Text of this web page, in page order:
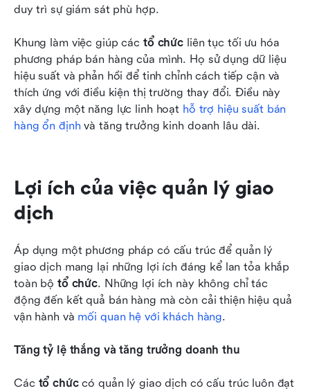
duy trì sự giám sát phù hợp.
Khung làm việc giúp các tổ chức liên tục tối ưu hóa
phương pháp bán hàng của mình. Họ sử dụng dữ liệu
hiệu suất và phản hồi để tinh chỉnh cách tiếp cận và
thích ứng với điều kiện thị trường thay đổi. Điều này
xây dựng một năng lực linh hoạt hỗ trợ hiệu suất bán
hàng ổn định và tăng trưởng kinh doanh lâu dài.
Lợi ích của việc quản lý giao
dịch
Áp dụng một phương pháp có cấu trúc để quản lý
giao dịch mang lại những lợi ích đáng kể lan tỏa khắp
toàn bộ tổ chức. Những lợi ích này không chỉ tác
động đến kết quả bán hàng mà còn cải thiện hiệu quả
vận hành và mối quan hệ với khách hàng.
Tăng tỷ lệ thắng và tăng trưởng doanh thu
Các tổ chức có quản lý giao dịch có cấu trúc luôn đạt